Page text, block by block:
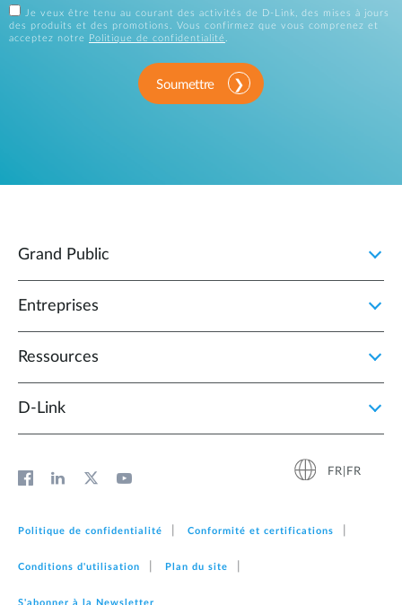
Je veux être tenu au courant des activités de D-Link, des mises à jours
des produits et des promotions. Vous confirmez que vous comprenez et
acceptez notre
Politique de confidentialité
Soumettre
Grand Public
Entreprises
Ressources
D‑Link
FR|FR
Politique de confidentialité Conformité et certifications
Conditions d'utilisation Plan du site
S'abonner à la Newsletter